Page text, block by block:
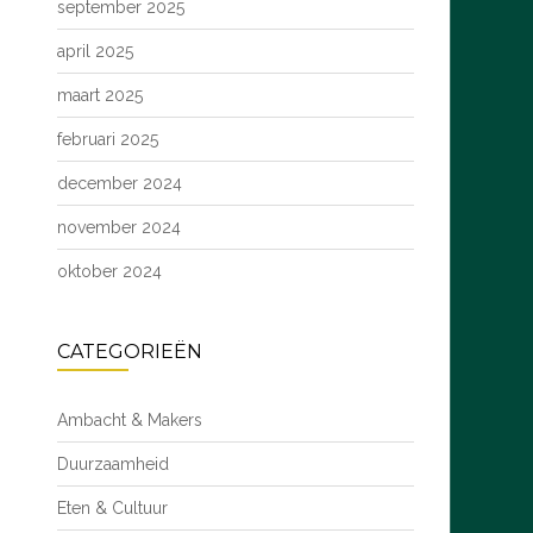
september 2025
april 2025
maart 2025
februari 2025
december 2024
november 2024
oktober 2024
CATEGORIEËN
Ambacht & Makers
Duurzaamheid
Eten & Cultuur